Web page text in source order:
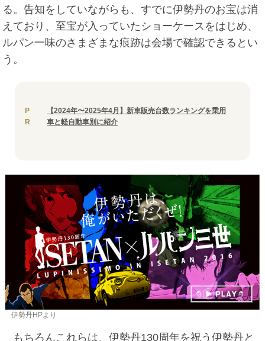
る。告知をしていながらも、すでに伊勢丹のお宝は消
えており、至宝が入っていたショーケースをはじめ、
ルパン一味のさまざまな痕跡は会場で確認できるとい
う。
P
R
【2024年〜2025年4月】新車販売台数ランキングを乗用
車と軽自動車別に紹介
伊勢丹HPより
もちろんこれらは、伊勢丹130周年を祝う伊勢丹と